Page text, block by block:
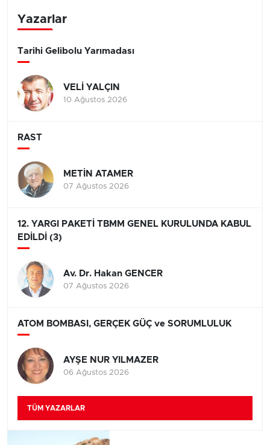
Yazarlar
Tarihi Gelibolu Yarımadası
VELİ YALÇIN
10 Ağustos 2026
RAST
METİN ATAMER
07 Ağustos 2026
12. YARGI PAKETİ TBMM GENEL KURULUNDA KABUL
EDİLDİ (3)
Av. Dr. Hakan GENCER
07 Ağustos 2026
ATOM BOMBASI, GERÇEK GÜÇ ve SORUMLULUK
AYŞE NUR YILMAZER
06 Ağustos 2026
TÜM YAZARLAR